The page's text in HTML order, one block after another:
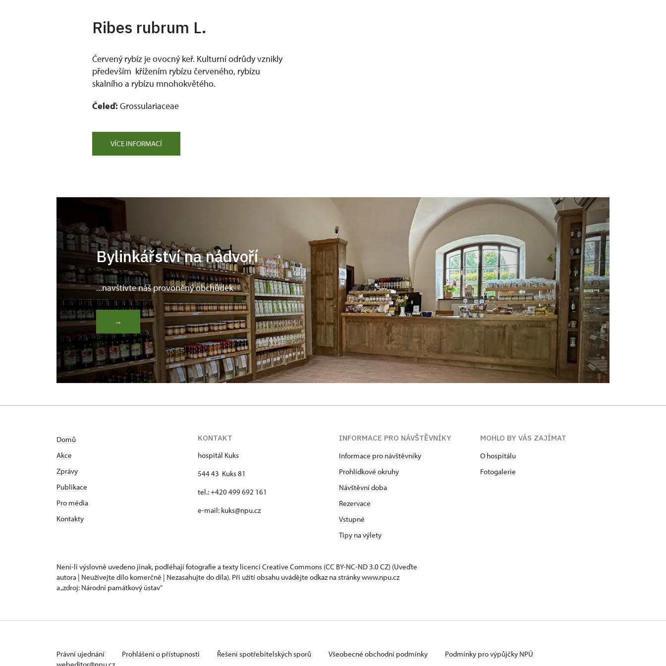
Ribes rubrum L.
Červený rybíz je ovocný keř. Kulturní odrůdy vznikly
především křížením rybízu červeného, rybízu
skalního a rybízu mnohokvětého.
Čeleď: Grossulariaceae
VÍCE INFORMACÍ
Bylinkářství na nádvoří
...navštivte náš provoněný obchůdek
→
Domů
Akce
Zprávy
Publikace
Pro média
Kontakty
KONTAKT
hospitál Kuks
544 43 Kuks 81
tel.: +420 499 692 161
e-mail: kuks@npu.cz
INFORMACE PRO NÁVŠTĚVNÍKY
Informace pro návštěvníky
Prohlídkové okruhy
Návštěvní doba
Rezervace
Vstupné
Tipy na výlety
MOHLO BY VÁS ZAJÍMAT
O hospitálu
Fotogalerie
Není-li výslovně uvedeno jinak, podléhají fotografie a texty licenci Creative Commons (CC BY-NC-ND 3.0 CZ) (Uveďte
autora | Neužívejte dílo komerčně | Nezasahujte do díla). Při užití obsahu uvádějte odkaz na stránky www.npu.cz
a „zdroj: Národní památkový ústav“
Právní ujednání Prohlášení o přístupnosti Řešení spotřebitelských sporů Všeobecné obchodní podmínky
Podmínky pro výpůjčky NPÚ